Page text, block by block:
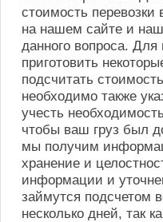
стоимость перевозки
на нашем сайте и
данного вопроса.
приготовить
подсчитать
необходимо также
учесть
чтобы ваш груз был
мы получим
хранение и
информации и
займутся подсчетом
несколько дней, так